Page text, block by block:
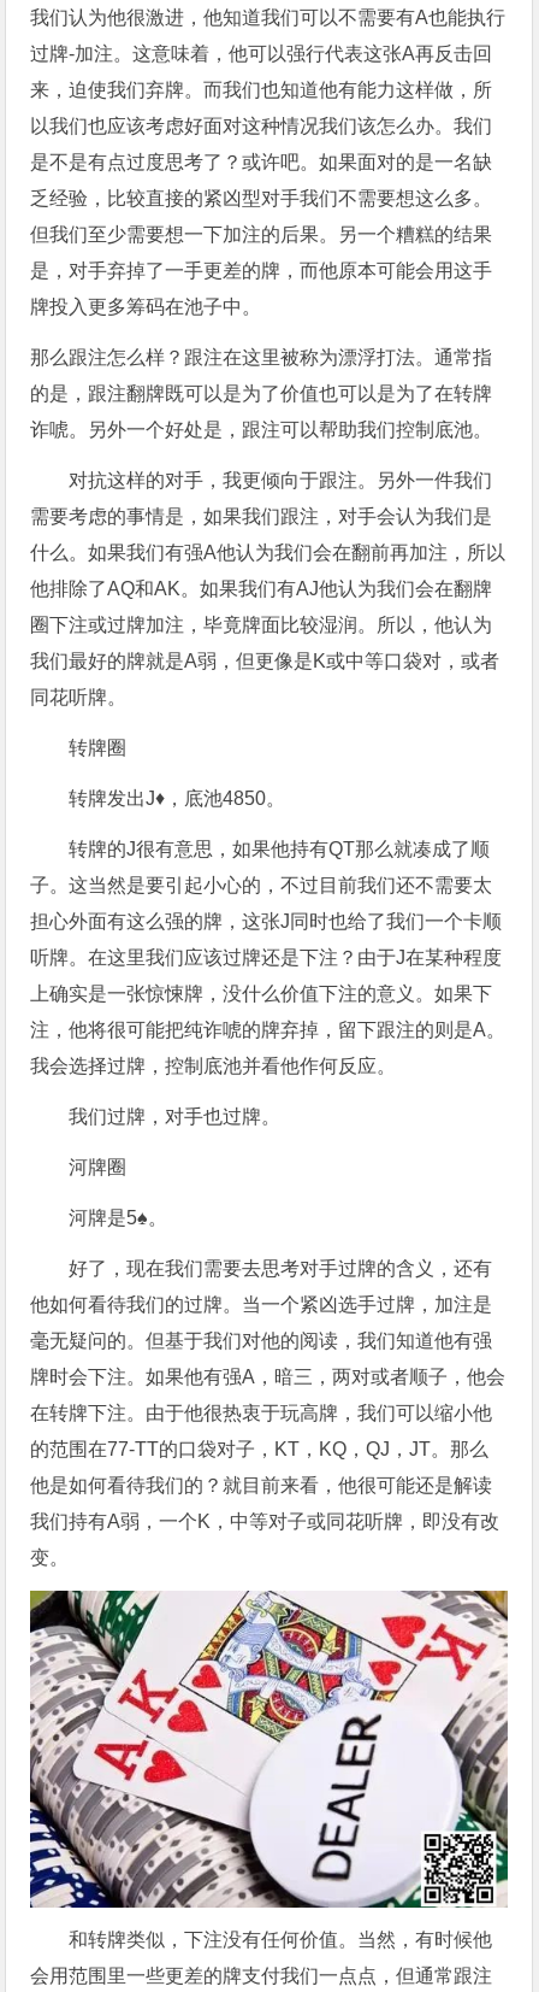
我们认为他很激进，他知道我们可以不需要有A也能执行
过牌-加注。这意味着，他可以强行代表这张A再反击回
来，迫使我们弃牌。而我们也知道他有能力这样做，所
以我们也应该考虑好面对这种情况我们该怎么办。我们
是不是有点过度思考了？或许吧。如果面对的是一名缺
乏经验，比较直接的紧凶型对手我们不需要想这么多。
但我们至少需要想一下加注的后果。另一个糟糕的结果
是，对手弃掉了一手更差的牌，而他原本可能会用这手
牌投入更多筹码在池子中。
那么跟注怎么样？跟注在这里被称为漂浮打法。通常指
的是，跟注翻牌既可以是为了价值也可以是为了在转牌
诈唬。另外一个好处是，跟注可以帮助我们控制底池。
对抗这样的对手，我更倾向于跟注。另外一件我们
需要考虑的事情是，如果我们跟注，对手会认为我们是
什么。如果我们有强A他认为我们会在翻前再加注，所以
他排除了AQ和AK。如果我们有AJ他认为我们会在翻牌
圈下注或过牌加注，毕竟牌面比较湿润。所以，他认为
我们最好的牌就是A弱，但更像是K或中等口袋对，或者
同花听牌。
转牌圈
转牌发出J♦，底池4850。
转牌的J很有意思，如果他持有QT那么就凑成了顺
子。这当然是要引起小心的，不过目前我们还不需要太
担心外面有这么强的牌，这张J同时也给了我们一个卡顺
听牌。在这里我们应该过牌还是下注？由于J在某种程度
上确实是一张惊悚牌，没什么价值下注的意义。如果下
注，他将很可能把纯诈唬的牌弃掉，留下跟注的则是A。
我会选择过牌，控制底池并看他作何反应。
我们过牌，对手也过牌。
河牌圈
河牌是5♠。
好了，现在我们需要去思考对手过牌的含义，还有
他如何看待我们的过牌。当一个紧凶选手过牌，加注是
毫无疑问的。但基于我们对他的阅读，我们知道他有强
牌时会下注。如果他有强A，暗三，两对或者顺子，他会
在转牌下注。由于他很热衷于玩高牌，我们可以缩小他
的范围在77-TT的口袋对子，KT，KQ，QJ，JT。那么
他是如何看待我们的？就目前来看，他很可能还是解读
我们持有A弱，一个K，中等对子或同花听牌，即没有改
变。
和转牌类似，下注没有任何价值。当然，有时候他
会用范围里一些更差的牌支付我们一点点，但通常跟注